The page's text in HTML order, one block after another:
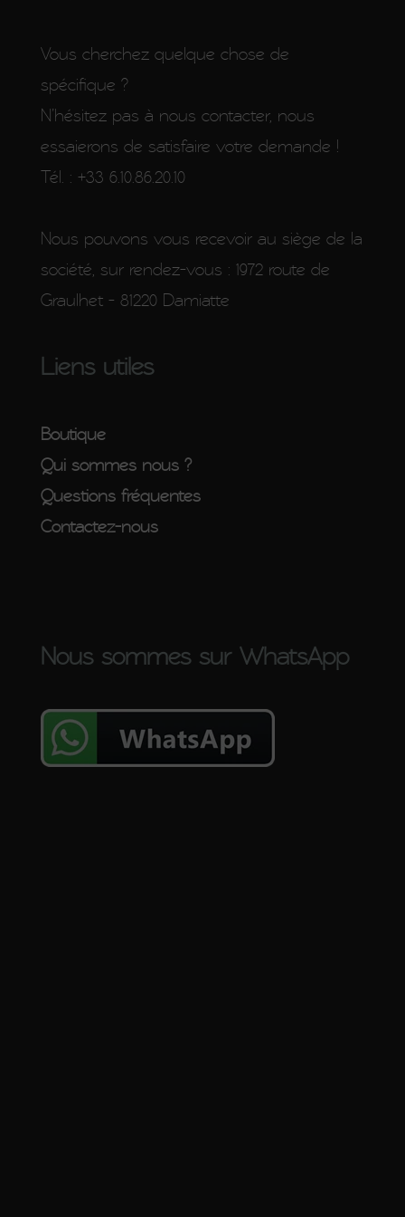
Vous cherchez quelque chose de
spécifique ?
N’hésitez pas à nous contacter, nous
essaierons de satisfaire votre demande !
Tél. : +33 6.10.86.20.10
Nous pouvons vous recevoir au siège de la
société, sur rendez-vous : 1972 route de
Graulhet - 81220 Damiatte
Liens utiles
Boutique
Qui sommes nous ?
Questions fréquentes
Contactez-nous
Nous sommes sur WhatsApp